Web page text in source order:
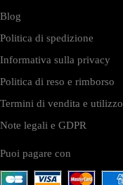
Blog
Politica di spedizione
Informativa sulla privacy
Politica di reso e rimborso
Termini di vendita e utilizzo
Note legali e GDPR
Puoi pagare con